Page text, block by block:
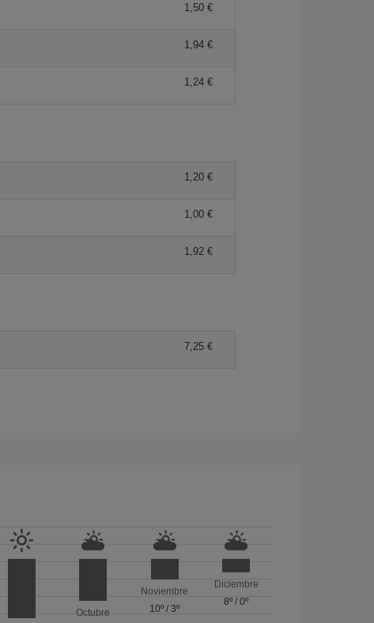
1,50
1,94
1,24
1,20
1,00
1,92
7,25
Octubre
Noviembre
10º /3º
Diciembre
8º /0º